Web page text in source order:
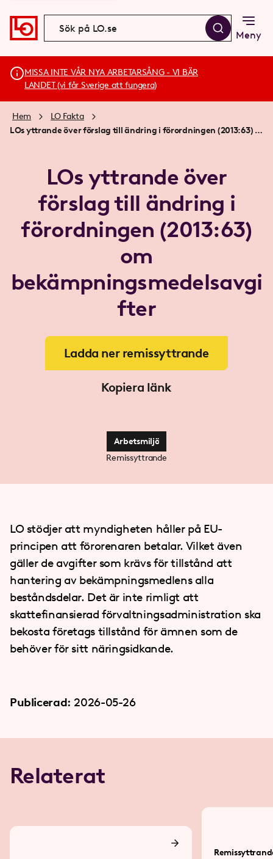
Meny
MISSA INTE VÅR NYA ARBETARSÅNG - VI BÄR
LANDET (vi får Sverige att fungera)
Hem
LO Fakta
LOs yttrande över förslag till ändring i förordningen (2013:63) om bekämpningsmedelsavgifter
LOs yttrande över
förslag till ändring i
förordningen (2013:63)
om
bekämpningsmedelsavgi
fter
Ladda ner remissyttrande
Kopiera länk
Arbetsmiljö
Remissyttrande
LO stödjer att myndigheten håller på EU-
principen att förorenaren betalar. Vilket även
gäller de avgifter som krävs för tillstånd att
hantering av bekämpningsmedlens alla
beståndsdelar. Det är inte rimligt att
skattefinansierad förvaltningsadministration ska
bekosta företags tillstånd för ämnen som de
behöver för sitt näringsidkande.
Publicerad: 2026-05-26
Relaterat